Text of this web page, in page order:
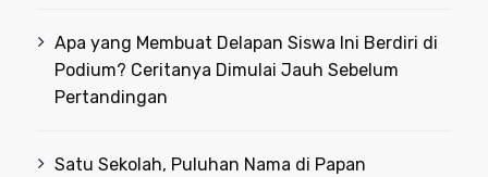
Apa yang Membuat Delapan Siswa Ini Berdiri di
Podium? Ceritanya Dimulai Jauh Sebelum
Pertandingan
Satu Sekolah, Puluhan Nama di Papan